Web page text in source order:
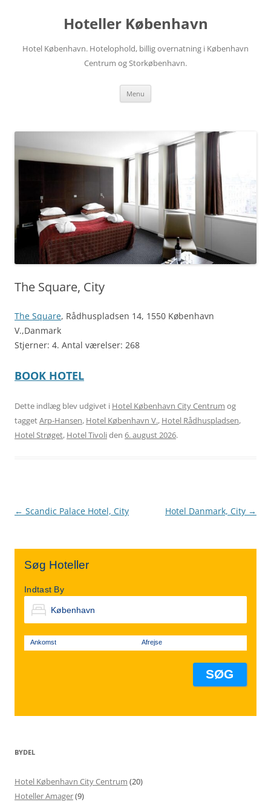
Hoteller København
Hotel København. Hotelophold, billig overnatning i København
Centrum og Storkøbenhavn.
Menu
The Square, City
The Square, Rådhuspladsen 14, 1550 København
V.,Danmark
Stjerner: 4. Antal værelser: 268
BOOK HOTEL
Dette indlæg blev udgivet i Hotel København City Centrum og
taggetArp-Hansen, Hotel København V., Hotel Rådhuspladsen,
Hotel Strøget, Hotel Tivoliden 6. august 2026.
Indlægsnavigation
← Scandic Palace Hotel, City Hotel Danmark, City →
Søg Hoteller
Indtast By
Ankomst Afrejse
BYDEL
Hotel København City Centrum (20)
Hoteller Amager(9)